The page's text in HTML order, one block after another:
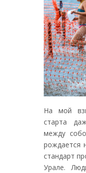
На мой
старта
между
рождается
стандарт
Урале.